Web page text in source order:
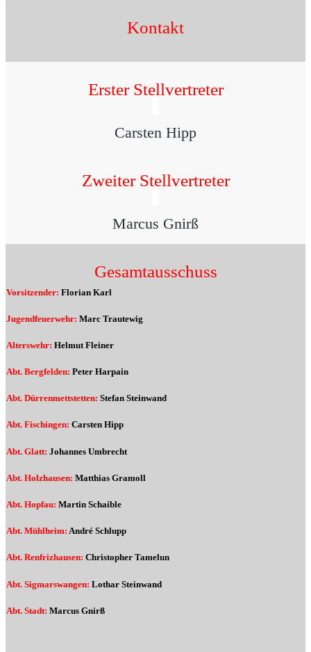
Kontakt
Erster Stellvertreter
Carsten Hipp
Zweiter Stellvertreter
Marcus Gnirß
Gesamtausschuss
Vorsitzender: Florian Karl
Jugendfeuerwehr: Marc Trautewig
Alterswehr: Helmut Fleiner
Abt. Bergfelden: Peter Harpain
Abt. Dürrenmettstetten: Stefan Steinwand
Abt. Fischingen: Carsten Hipp
Abt. Glatt: Johannes Umbrecht
Abt. Holzhausen: Matthias Gramoll
Abt. Hopfau: Martin Schaible
Abt. Mühlheim: André Schlupp
Abt. Renfrizhausen: Christopher Tamelun
Abt. Sigmarswangen: Lothar Steinwand
Abt. Stadt: Marcus Gnirß